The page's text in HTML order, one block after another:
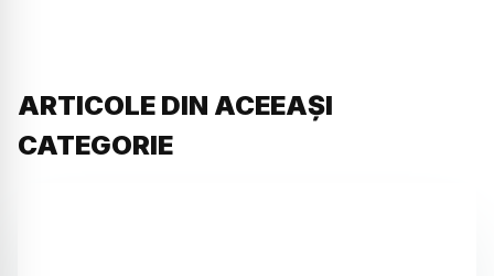
ARTICOLE DIN ACEEAȘI
CATEGORIE